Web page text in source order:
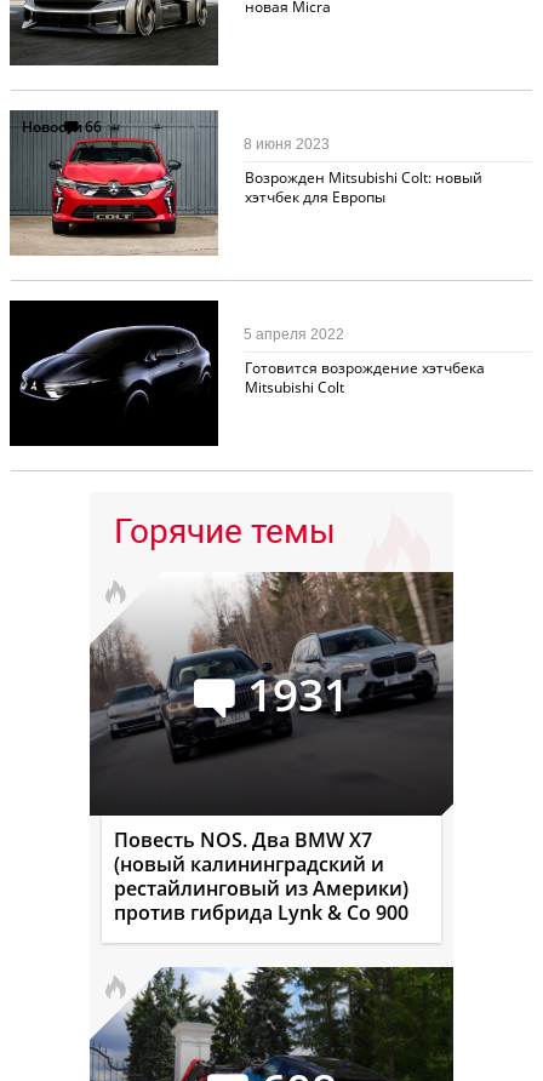
новая Micra
Новости66
Возрожден Mitsubishi Colt: новый
хэтчбек для Европы
8 июня 2023
Готовится возрождение хэтчбека
Mitsubishi Colt
5 апреля 2022
Горячие темы
1931
Повесть NOS. Два BMW X7
(новый калининградский и
рестайлинговый из Америки)
против гибрида Lynk & Co 900